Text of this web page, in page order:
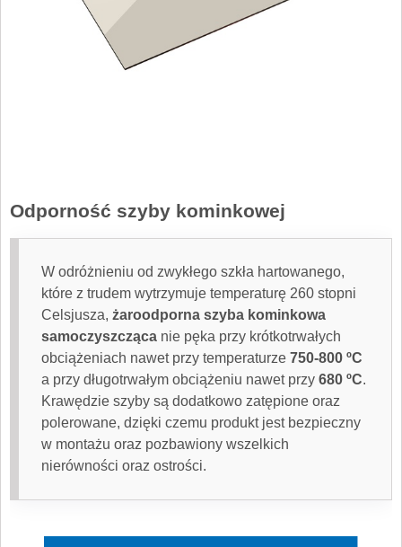
Odporność szyby kominkowej
W odróżnieniu od zwykłego szkła hartowanego,
które z trudem wytrzymuje temperaturę 260 stopni
Celsjusza, żaroodporna szyba kominkowa
samoczyszcząca nie pęka przy krótkotrwałych
obciążeniach nawet przy temperaturze 750-800 ºC
a przy długotrwałym obciążeniu nawet przy 680 ºC.
Krawędzie szyby są dodatkowo zatępione oraz
polerowane, dzięki czemu produkt jest bezpieczny
w montażu oraz pozbawiony wszelkich
nierówności oraz ostrości.